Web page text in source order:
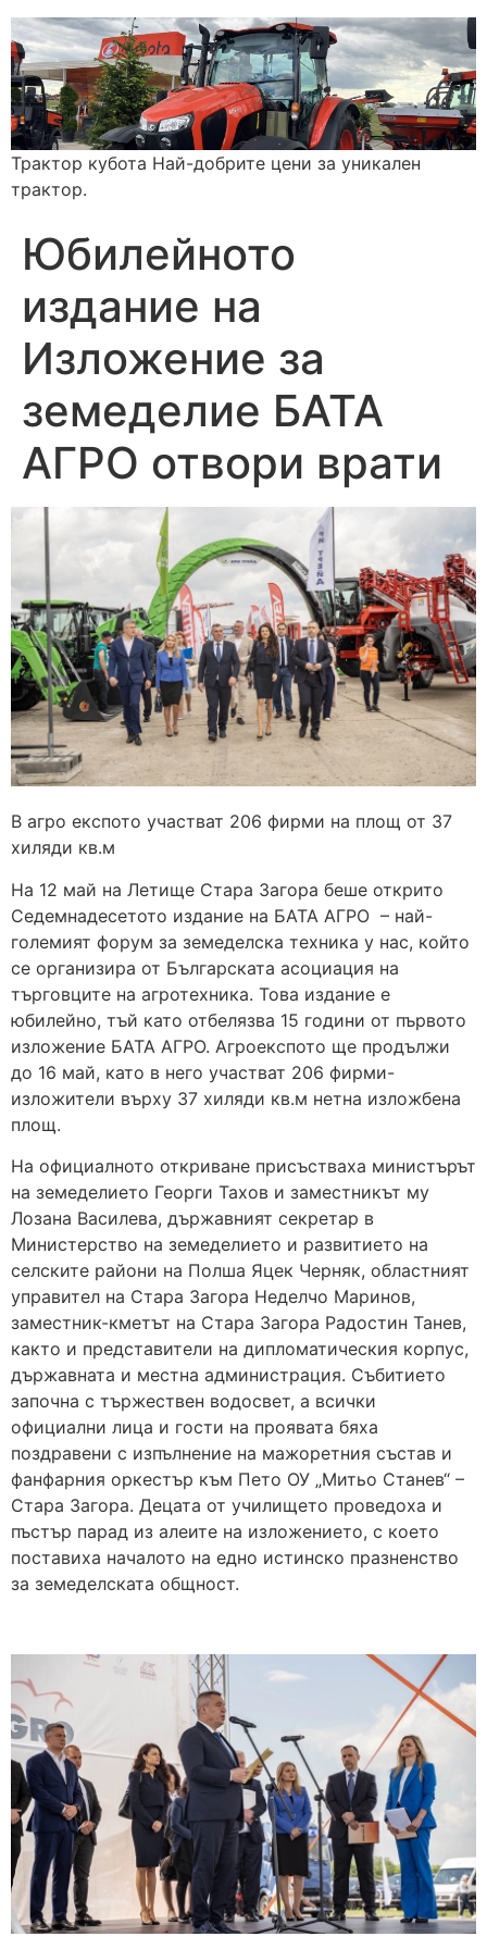
Трактор кубота Най-добрите цени за уникален
трактор.
Юбилейното
издание на
Изложение за
земеделие БАТА
АГРО отвори врати
В агро експото участват 206 фирми на площ от 37
хиляди кв.м
На 12 май на Летище Стара Загора беше открито
Седемнадесетото издание на БАТА АГРО – най-
големият форум за земеделска техника у нас, който
се организира от Българската асоциация на
търговците на агротехника. Това издание е
юбилейно, тъй като отбелязва 15 години от първото
изложение БАТА АГРО. Агроекспото ще продължи
до 16 май, като в него участват 206 фирми-
изложители върху 37 хиляди кв.м нетна изложбена
площ.
На официалното откриване присъстваха министърът
на земеделието Георги Тахов и заместникът му
Лозана Василева, държавният секретар в
Министерство на земеделието и развитието на
селските райони на Полша Яцек Черняк, областният
управител на Стара Загора Неделчо Маринов,
заместник-кметът на Стара Загора Радостин Танев,
както и представители на дипломатическия корпус,
държавната и местна администрация. Събитието
започна с тържествен водосвет, а всички
официални лица и гости на проявата бяха
поздравени с изпълнение на мажоретния състав и
фанфарния оркестър към Пето ОУ „Митьо Станев“ –
Стара Загора. Децата от училището проведоха и
пъстър парад из алеите на изложението, с което
поставиха началото на едно истинско празненство
за земеделската общност.